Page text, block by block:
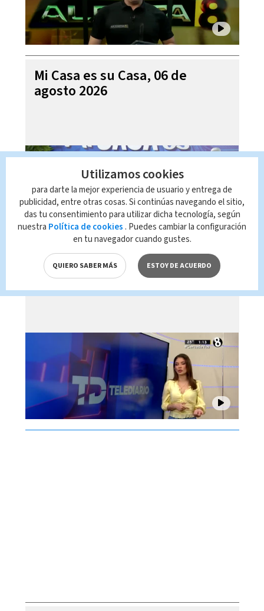
Mi Casa es su Casa, 06 de
agosto 2026
Telediario En Directo con Paula
Brenes, 06 de agosto 2026
Utilizamos cookies
para darte la mejor experiencia de usuario y entrega de
publicidad, entre otras cosas. Si continúas navegando el sitio,
das tu consentimiento para utilizar dicha tecnología, según
nuestra Política de cookies . Puedes cambiar la configuración
en tu navegador cuando gustes.
QUIERO SABER MÁS ESTOY DE ACUERDO